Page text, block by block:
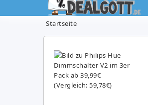
Startseite